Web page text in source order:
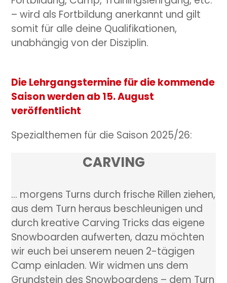
– wird als Fortbildung anerkannt und gilt
somit für alle deine Qualifikationen,
unabhängig von der Disziplin.
Die Lehrgangstermine für die kommende
Saison werden ab 15. August
veröffentlicht
Spezialthemen für die Saison 2025/26:
CARVING
… morgens Turns durch frische Rillen ziehen,
aus dem Turn heraus beschleunigen und
durch kreative Carving Tricks das eigene
Snowboarden aufwerten, dazu möchten
wir euch bei unserem neuen 2-tägigen
Camp einladen. Wir widmen uns dem
Grundstein des Snowboardens – dem Turn